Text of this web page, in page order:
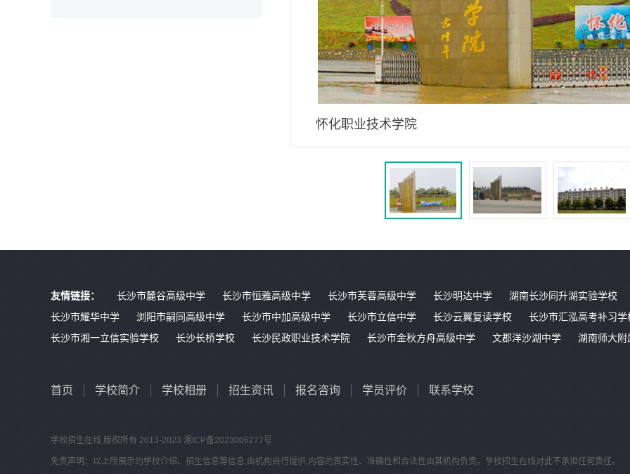
怀化职业技术学院
友情链接： 长沙市麓谷高级中学 长沙市恒雅高级中学 长沙市芙蓉高级中学 长沙明达中学
湖南长沙同升湖实验学校
长沙市耀华中学
浏阳市嗣同高级中学 长沙市中加高级中学 长沙市立信中学 长沙云翼复读学校
长沙市汇泓高考补习学
长沙市湘一立信实验学校
长沙长桥学校 长沙民政职业技术学院 长沙市金秋方舟高级中学 文郡洋沙湖中学 湖南师大附
首页 学校简介 学校相册 招生资讯 报名咨询 学员评价 联系学校
学校招生在线 版权所有 2013-2023 湘ICP备2023006277号
免责声明：以上所展示的学校介绍、招生信息等信息,由机构自行提供,内容的真实性、准确性和合法性由其机构负责。学校招生在线对此不承担任何责任。